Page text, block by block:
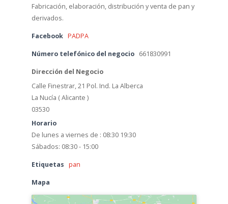
Fabricación, elaboración, distribución y venta de pan y
derivados.
Facebook PADPA
Número telefónico del negocio 661830991
Dirección del Negocio
Calle Finestrar, 21 Pol. Ind. La Alberca
La Nucía ( Alicante )
03530
Horario
De lunes a viernes de : 08:30 19:30
Sábados: 08:30 - 15:00
Etiquetas pan
Mapa